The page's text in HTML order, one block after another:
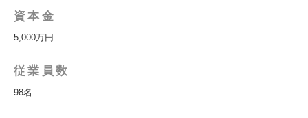
資本金
5,000万円
従業員数
98名